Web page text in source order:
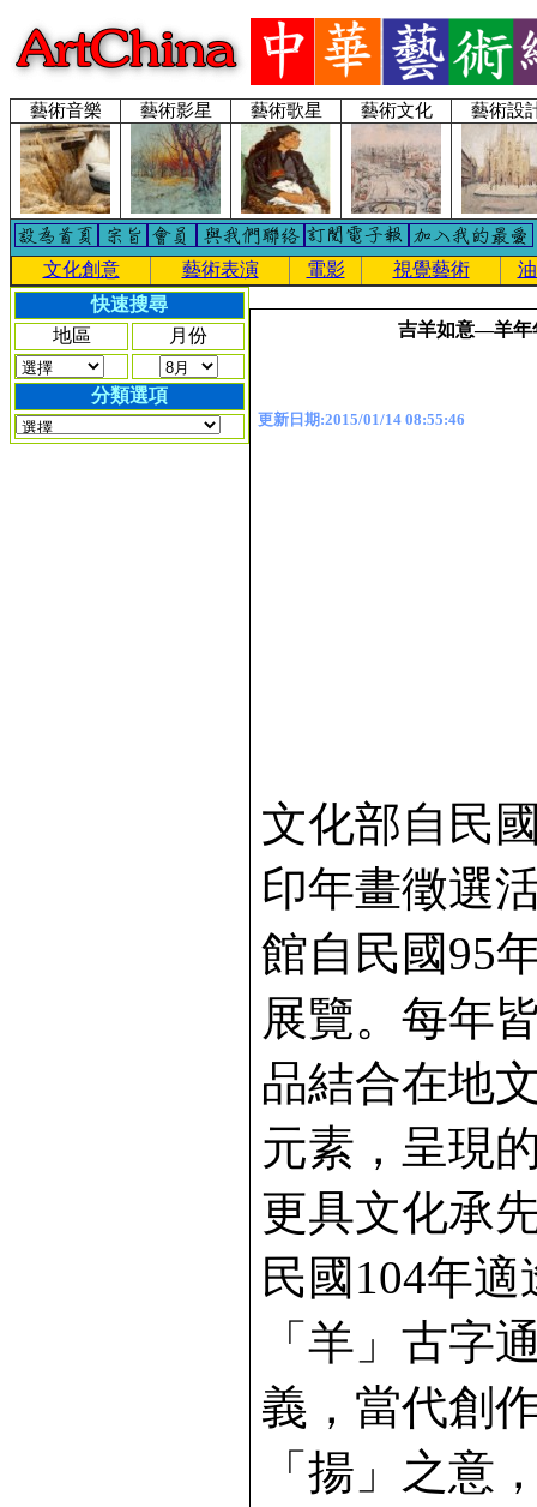
藝術音樂 藝術影星 藝術歌星 藝術文化 藝術設
文化創意 藝術表演 電影 視覺藝術
快速搜尋
地區
月份
分類選項
吉羊如意—羊年
更新日期:2015/01/14 08:55:46
文化部自民
印年畫徵選
館自民國95
展覽。每年
品結合在地
元素，呈現
更具文化承
民國104年
「羊」古字
義，當代創
「揚」之意